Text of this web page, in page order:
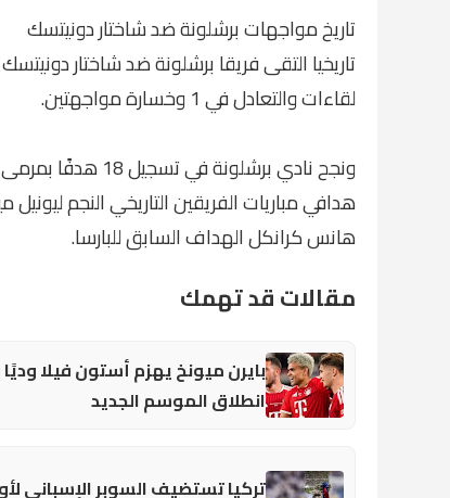
تاريخ مواجهات برشلونة ضد شاختار دونيتسك
لقاءات والتعادل في 1 وخسارة مواجهتين.
هانس كرانكل الهداف السابق للبارسا.
مقالات قد تهمك
بايرن ميونخ يهزم أستون فيلا
انطلاق الموسم الجديد
تركيا تستضيف السوبر الإسباني